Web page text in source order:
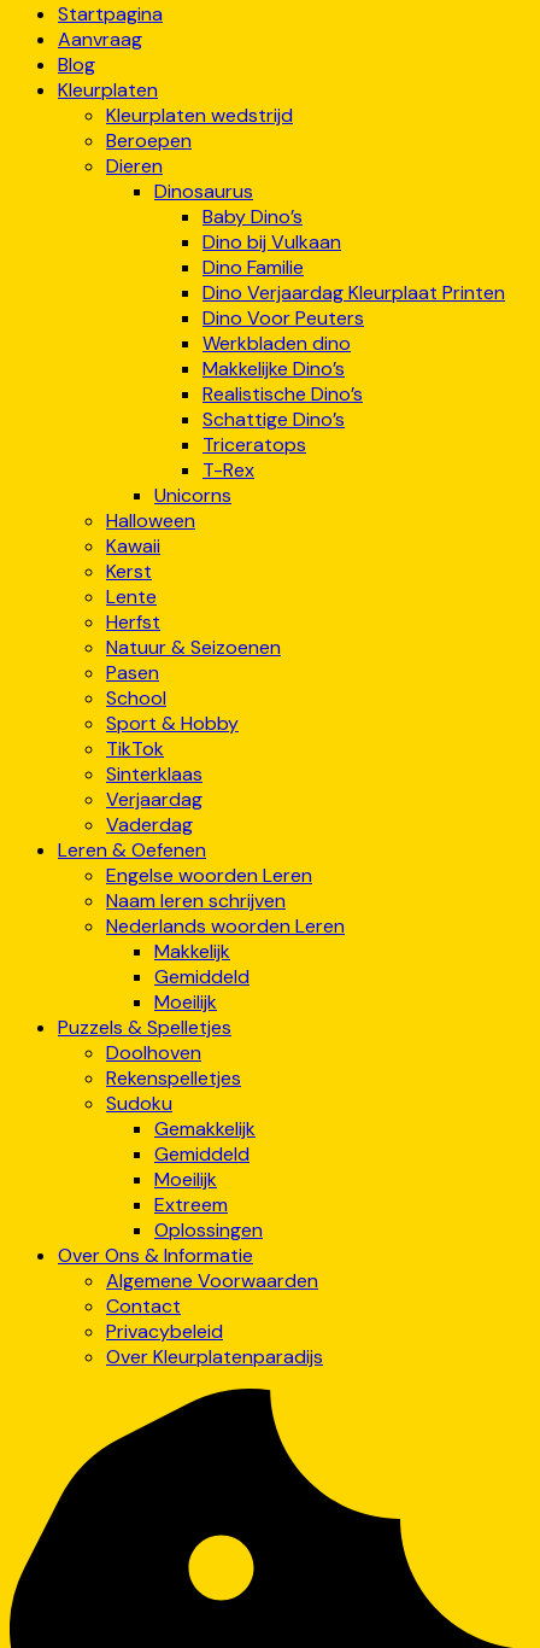
Startpagina
Aanvraag
Blog
Kleurplaten
Kleurplaten wedstrijd
Beroepen
Dieren
Dinosaurus
Baby Dino’s
Dino bij Vulkaan
Dino Familie
Dino Verjaardag Kleurplaat Printen
Dino Voor Peuters
Werkbladen dino
Makkelijke Dino’s
Realistische Dino’s
Schattige Dino’s
Triceratops
T-Rex
Unicorns
Halloween
Kawaii
Kerst
Lente
Herfst
Natuur & Seizoenen
Pasen
School
Sport & Hobby
TikTok
Sinterklaas
Verjaardag
Vaderdag
Leren & Oefenen
Engelse woorden Leren
Naam leren schrijven
Nederlands woorden Leren
Makkelijk
Gemiddeld
Moeilijk
Puzzels & Spelletjes
Doolhoven
Rekenspelletjes
Sudoku
Gemakkelijk
Gemiddeld
Moeilijk
Extreem
Oplossingen
Over Ons & Informatie
Algemene Voorwaarden
Contact
Privacybeleid
Over Kleurplatenparadijs